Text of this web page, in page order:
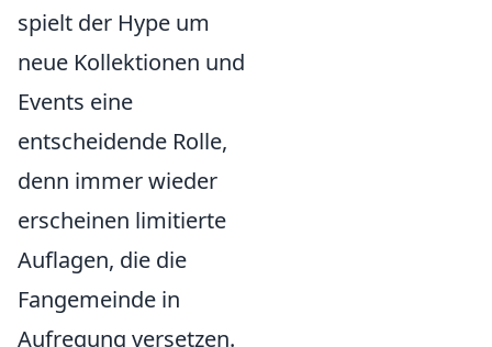
spielt der Hype um
neue Kollektionen und
Events eine
entscheidende Rolle,
denn immer wieder
erscheinen limitierte
Auflagen, die die
Fangemeinde in
Aufregung versetzen.